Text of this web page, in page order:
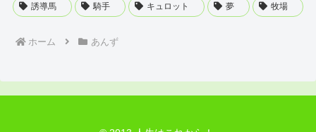
誘導馬 騎手 キュロット 夢 牧場
ホーム あんず